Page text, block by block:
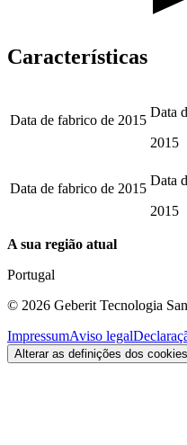
Características
Data de fabrico de 2015
Data
2015
Data de fabrico de 2015
Data
2015
A sua região atual
Portugal
© 2026 Geberit Tecnologia
ImpressumAviso legal
Alterar as definições dos cookies